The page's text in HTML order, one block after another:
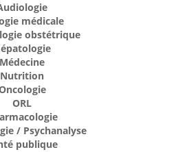
médicale
obstétrique
Médecine
Nutrition
ORL
/ Psychanalyse
publique